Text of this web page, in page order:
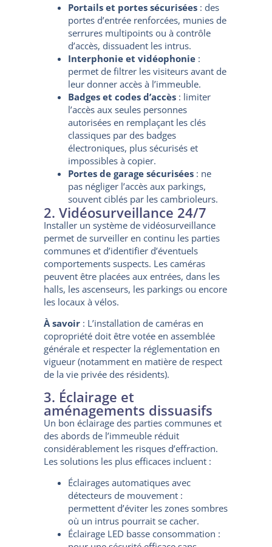
Portails et portes sécurisées : des
portes d’entrée renforcées, munies de
serrures multipoints ou à contrôle
d’accès, dissuadent les intrus.
Interphonie et vidéophonie :
permet de filtrer les visiteurs avant de
leur donner accès à l’immeuble.
Badges et codes d’accès : limiter
l’accès aux seules personnes
autorisées en remplaçant les clés
classiques par des badges
électroniques, plus sécurisés et
impossibles à copier.
Portes de garage sécurisées : ne
pas négliger l’accès aux parkings,
souvent ciblés par les cambrioleurs.
2. Vidéosurveillance 24/7
Installer un système de vidéosurveillance
permet de surveiller en continu les parties
communes et d’identifier d’éventuels
comportements suspects. Les caméras
peuvent être placées aux entrées, dans les
halls, les ascenseurs, les parkings ou encore
les locaux à vélos.
À savoir : L’installation de caméras en
copropriété doit être votée en assemblée
générale et respecter la réglementation en
vigueur (notamment en matière de respect
de la vie privée des résidents).
3. Éclairage et
aménagements dissuasifs
Un bon éclairage des parties communes et
des abords de l’immeuble réduit
considérablement les risques d’effraction.
Les solutions les plus efficaces incluent :
Éclairages automatiques avec
détecteurs de mouvement :
permettent d’éviter les zones sombres
où un intrus pourrait se cacher.
Éclairage LED basse consommation :